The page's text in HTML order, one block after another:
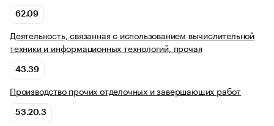
62.09
Деятельность, связанная с использованием вычислительной
техники и информационных технологий, прочая
43.39
Производство прочих отделочных и завершающих работ
53.20.3